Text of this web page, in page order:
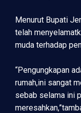
Menurut Bupati
telah
muda terhadap
“Pengungkapan
rumah,ini sangat
sebab selama ini